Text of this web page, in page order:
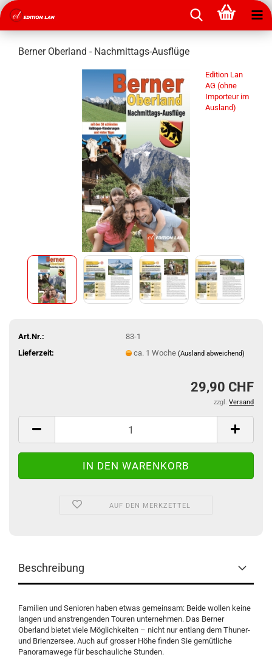
Berner Oberland - Nachmittags-Ausflüge
Edition Lan
AG (ohne
Importeur im
Ausland)
Art.Nr.:
83-1
Lieferzeit:
ca. 1 Woche (Ausland abweichend)
29,90 CHF
zzgl. Versand
AUF DEN MERKZETTEL
Beschreibung
Familien und Senioren haben etwas gemeinsam: Beide wollen keine
langen und anstrengenden Touren unternehmen. Das Berner
Oberland bietet viele Möglichkeiten – nicht nur entlang dem Thuner-
und Brienzersee. Auch auf grosser Höhe finden Sie gemütliche
Panoramawege für beschauliche Stunden.